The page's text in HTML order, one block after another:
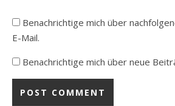
Benachrichtige mich über
E-Mail.
Benachrichtige mich über neue